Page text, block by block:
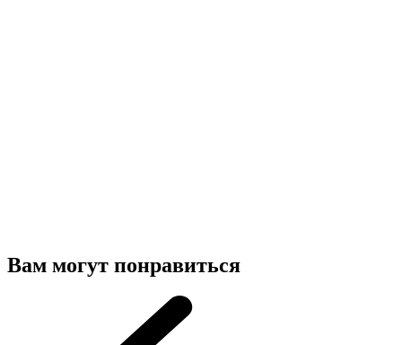
Вам могут понравиться